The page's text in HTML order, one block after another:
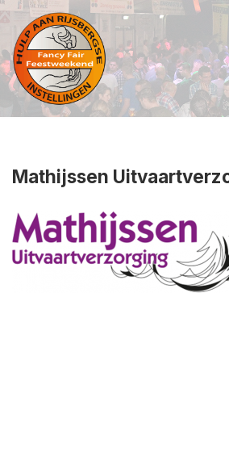
Ga
naar
de
inhoud
Mathijssen